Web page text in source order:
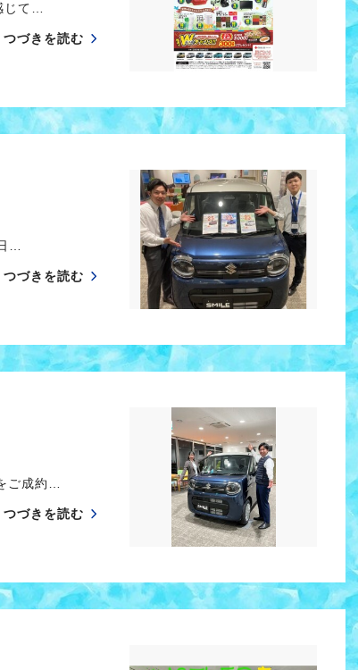
て…
つづきを読む
…
つづきを読む
ご成約…
つづきを読む